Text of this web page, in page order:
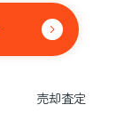
売却査定